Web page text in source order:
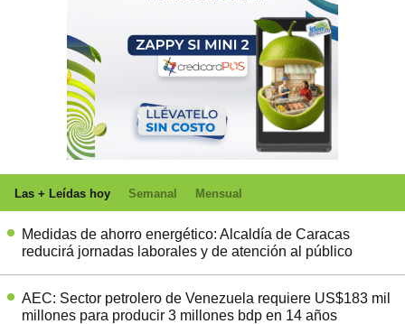
Las + Leídas hoy Semanal Mensual
Medidas de ahorro energético: Alcaldía de Caracas
reducirá jornadas laborales y de atención al público
AEC: Sector petrolero de Venezuela requiere US$183 mil
millones para producir 3 millones bdp en 14 años